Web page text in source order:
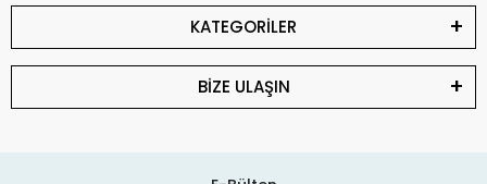
KATEGORİLER
BİZE ULAŞIN